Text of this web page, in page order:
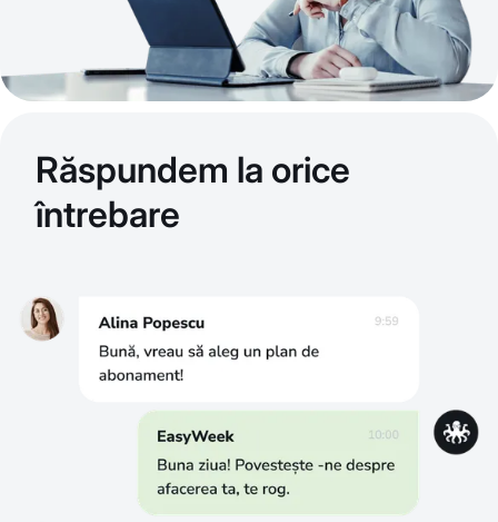
Răspundem la orice
întrebare